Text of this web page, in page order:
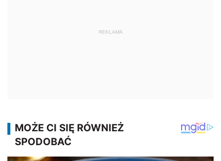
REKLAMA